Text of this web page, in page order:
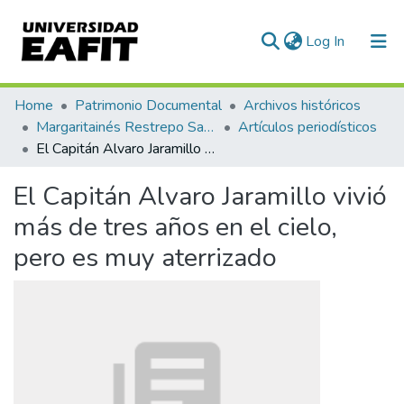
Log In (current)
Communities & Collections
All of DSpace
Home Patrimonio Documental
Archivos históricos
Margaritainés Restrepo Santamaría
Artículos periodísticos
El Capitán Alvaro Jaramillo vivió más de tres años en el cielo, pero es muy aterrizado
El Capitán Alvaro Jaramillo vivió
más de tres años en el cielo,
pero es muy aterrizado